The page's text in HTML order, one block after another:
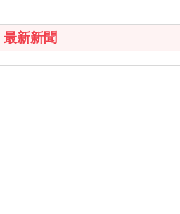
最新新聞